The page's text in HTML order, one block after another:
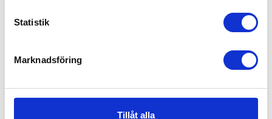
Statistik
Marknadsföring
Tillåt alla
Köpa och äga terrängfordon
Fordonstyper snöskotrar
Köra terrängfordon
Att köra i terräng